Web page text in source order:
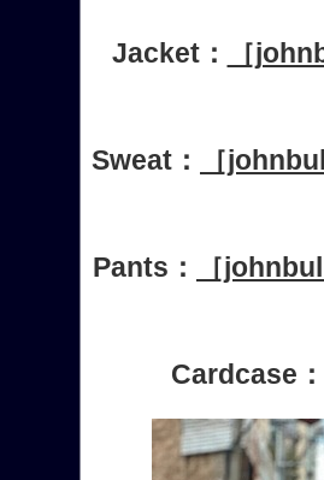
Jacket： ［
Sweat： ［
Pants： ［
Cardcase：